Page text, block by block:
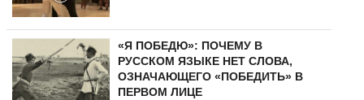
«Я ПОБЕДЮ»: ПОЧЕМУ В
РУССКОМ ЯЗЫКЕ НЕТ СЛОВА,
ОЗНАЧАЮЩЕГО «ПОБЕДИТЬ» В
ПЕРВОМ ЛИЦЕ